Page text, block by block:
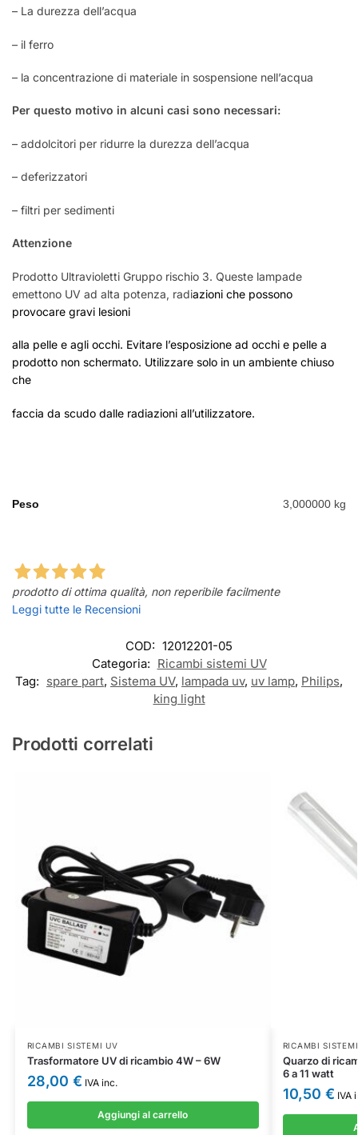
– La durezza dell’acqua
– il ferro
– la concentrazione di materiale in sospensione nell’acqua
Per questo motivo in alcuni casi sono necessari:
– addolcitori per ridurre la durezza dell’acqua
– deferizzatori
– filtri per sedimenti
Attenzione
Prodotto Ultravioletti Gruppo rischio 3. Queste lampade
emettono UV ad alta potenza, radiazioni che possono
provocare gravi lesioni
alla pelle e agli occhi. Evitare l’esposizione ad occhi e pelle a
prodotto non schermato. Utilizzare solo in un ambiente chiuso
che
faccia da scudo dalle radiazioni all’utilizzatore.
Peso 3,000000 kg
prodotto di ottima qualità, non reperibile facilmente
Leggi tutte le Recensioni
COD: 12012201-05
Categoria: Ricambi sistemi UV
Tag: spare part, Sistema UV, lampada uv, uv lamp, Philips,
king light
Prodotti correlati
RICAMBI SISTEMI UV
Trasformatore UV di ricambio 4W – 6W
28,00 € IVA inc.
Aggiungi al carrello
RICAMBI
Quarzo di
6 a 11 watt
10,50 € IVA